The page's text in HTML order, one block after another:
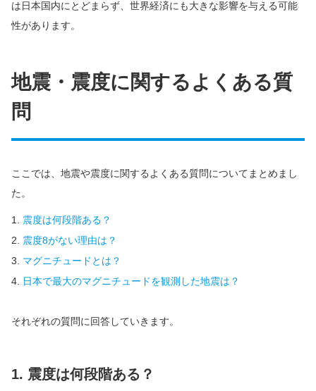
は日本国内にとどまらず、世界経済にも大きな影響を与える可能
性があります。
地震・震度に関するよくある質
問
ここでは、地震や震度に関するよくある質問についてまとめまし
た。
震度は何段階ある？
震度8がない理由は？
マグニチュードとは？
日本で最大のマグニチュードを観測した地震は？
それぞれの質問に回答していきます。
1. 震度は何段階ある？